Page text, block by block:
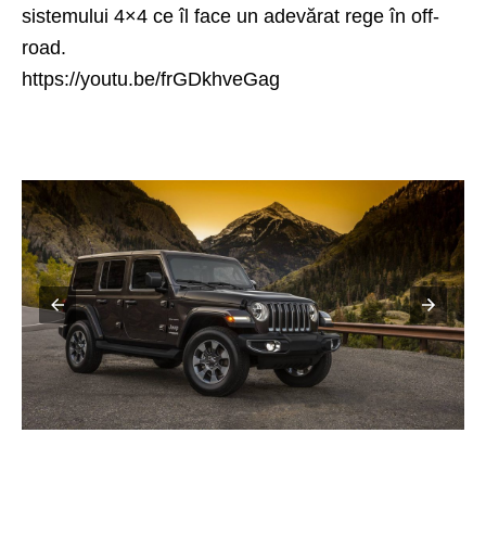
sistemului 4×4 ce îl face un adevărat rege în off-
road.
https://youtu.be/frGDkhveGag